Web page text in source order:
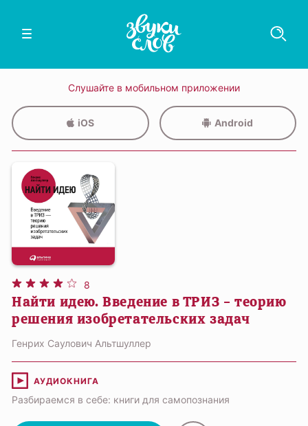
Слушайте в мобильном приложении
iOS Android
8
Найти идею. Введение в ТРИЗ – теорию
решения изобретательских задач
Генрих Саулович Альтшуллер
АУДИОКНИГА
Разбираемся в себе: книги для самопознания